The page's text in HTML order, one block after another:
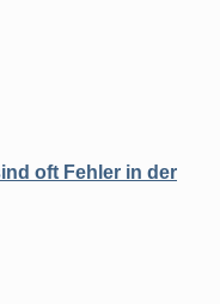
oft Fehler in der